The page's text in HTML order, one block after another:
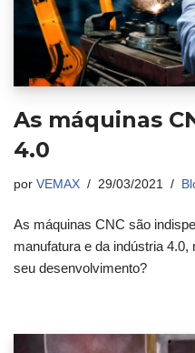
As máquinas
4.0
por VEMAX 29/03/2021
As máquinas CNC são
manufatura e da indústria
seu desenvolvimento?